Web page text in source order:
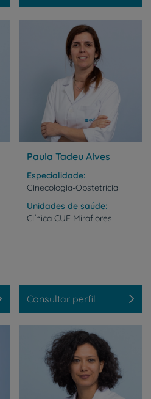
Paula Tadeu Alves
Especialidade
Ginecologia-Obstetrícia
Unidades de saúde
Clínica CUF Miraflores
Consultar perfil